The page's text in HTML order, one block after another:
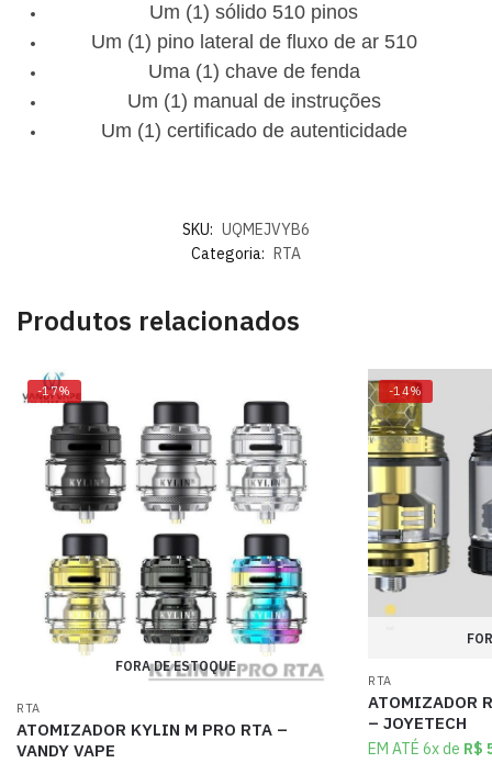
Um (1) sólido 510 pinos
Um (1) pino lateral de fluxo de ar 510
Uma (1) chave de fenda
Um (1) manual de instruções
Um (1) certificado de autenticidade
SKU: UQMEJVYB6
Categoria:
RTA
Produtos relacionados
-17%
FORA DE ESTOQUE
RTA
ATOMIZADOR KYLIN M PRO RTA –
VANDY VAPE
-14%
RTA
ATOMIZADOR
– JOYETECH
EM ATÉ 6x de R$